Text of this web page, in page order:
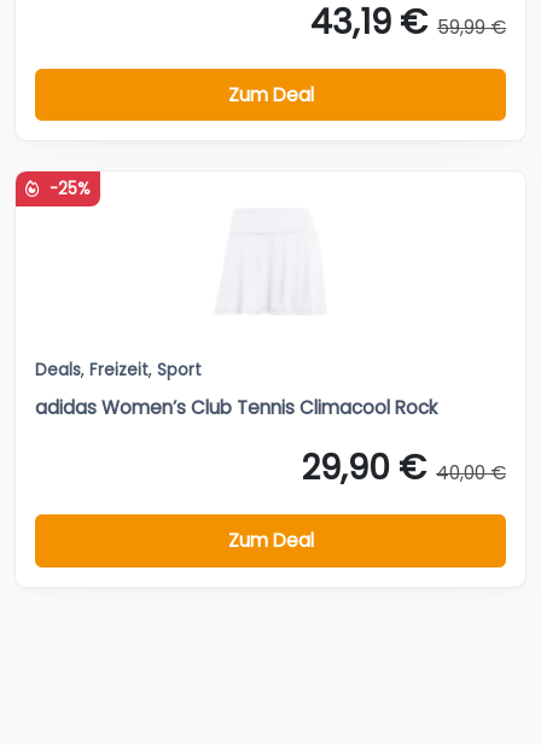
43,19 € 59,99 €
Zum Deal
-25%
Deals, Freizeit, Sport
adidas Women’s Club Tennis Climacool Rock
29,90 € 40,00 €
Zum Deal